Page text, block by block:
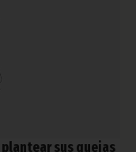
sus quejas